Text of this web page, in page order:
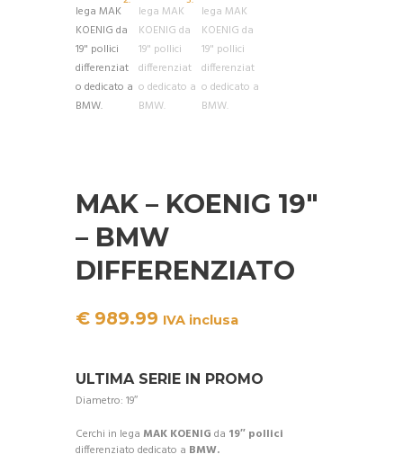
MAK – KOENIG 19″
– BMW
DIFFERENZIATO
€ 989.99 IVA inclusa
ULTIMA SERIE IN PROMO
Diametro: 19″
Cerchi in lega MAK KOENIG da 19″ pollici
differenziato dedicato a BMW.